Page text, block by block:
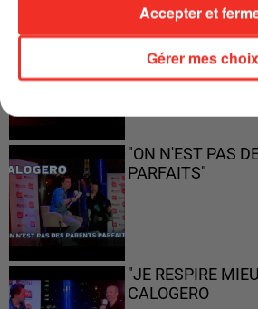
"ON A TOUS LE
"ON N'EST PAS
PARFAITS"
"JE RESPIRE
CALOGERO
Gérer mes choix
Accepter et